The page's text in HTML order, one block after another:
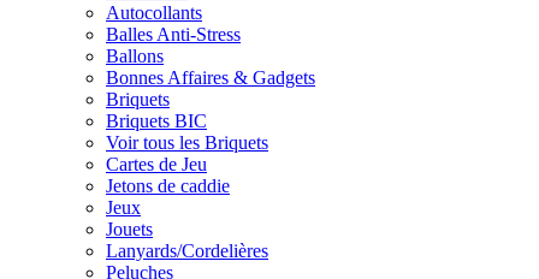
Autocollants
Balles Anti-Stress
Ballons
Bonnes Affaires & Gadgets
Briquets
Briquets BIC
Voir tous les Briquets
Cartes de Jeu
Jetons de caddie
Jeux
Jouets
Lanyards/Cordelières
Peluches